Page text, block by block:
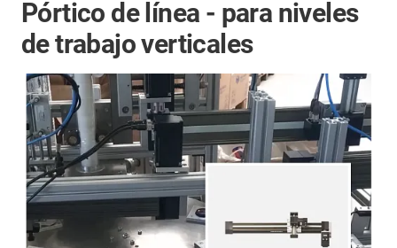
Pórtico de línea - para niveles
de trabajo verticales